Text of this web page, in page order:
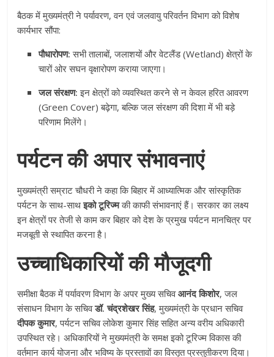
बैठक में मुख्यमंत्री ने पर्यावरण, वन एवं जलवायु परिवर्तन विभाग को विशेष
कार्यभार सौंपा:
पौधारोपण: सभी तालाबों, जलाशयों और वेटलैंड (Wetland) क्षेत्रों के
चारों ओर सघन वृक्षारोपण कराया जाएगा।
जल संरक्षण: इन क्षेत्रों को व्यवस्थित करने से न केवल हरित आवरण
(Green Cover) बढ़ेगा, बल्कि जल संरक्षण की दिशा में भी बड़े
परिणाम मिलेंगे।
पर्यटन की अपार संभावनाएं
मुख्यमंत्री सम्राट चौधरी ने कहा कि बिहार में आध्यात्मिक और सांस्कृतिक
पर्यटन के साथ-साथइको टूरिज्मकी काफी संभावनाएं हैं। सरकार का लक्ष्य
इन क्षेत्रों पर तेजी से काम कर बिहार को देश के प्रमुख पर्यटन मानचित्र पर
मजबूती से स्थापित करना है।
उच्चाधिकारियों की मौजूदगी
समीक्षा बैठक में पर्यावरण विभाग के अपर मुख्य सचिवआनंद किशोर, जल
संसाधन विभाग के सचिवडॉ. चंद्रशेखर सिंह, मुख्यमंत्री के प्रधान सचिव
दीपक कुमार, पर्यटन सचिव लोकेश कुमार सिंह सहित अन्य वरीय अधिकारी
उपस्थित रहे। अधिकारियों ने मुख्यमंत्री के समक्ष इको टूरिज्म विकास की
वर्तमान कार्य योजना और भविष्य के प्रस्तावों का विस्तृत प्रस्तुतीकरण दिया।